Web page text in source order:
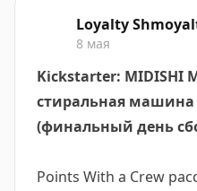
Loyalty
8 мая
Kickstarter: MIDISHI
стиральная машина
(финальный день
Points With a Crew